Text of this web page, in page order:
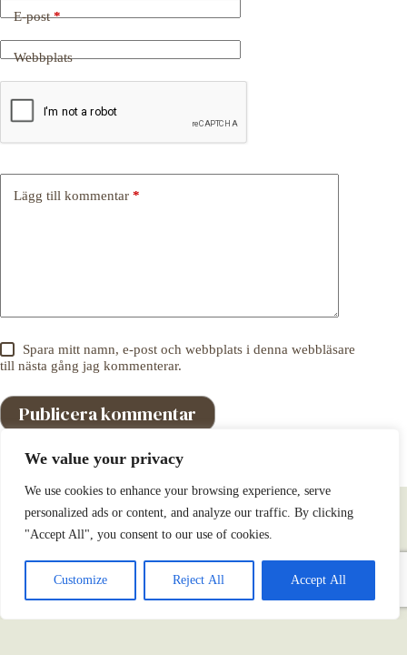
We value your privacy
We use cookies to enhance your browsing experience, serve
personalized ads or content, and analyze our traffic. By clicking
"Accept All", you consent to our use of cookies.
Customize Reject All Accept All
E-post*
Webbplats
Lägg till kommentar *
Spara mitt namn, e-post och webbplats i denna webbläsare
till nästa gång jag kommenterar.
Publicera kommentar
(Sverige)